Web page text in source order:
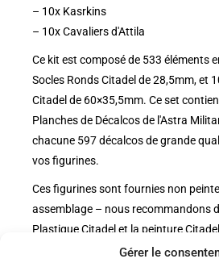
Gérer le
– 10x Kasrkins
– 10x Cavaliers d'Attila
Ce kit est composé de 533 éléments
Socles Ronds Citadel de 28,5mm, et
Citadel de 60×35,5mm. Ce set
Planches de Décalcos de l'Astra
chacune 597 décalcos de grande
vos figurines.
Ces figurines sont fournies non
assemblage – nous recommandons
Plastique Citadel et la peinture